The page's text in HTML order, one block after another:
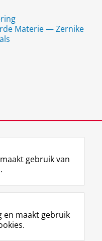
Materie — Zernike
L
i
k
e
R
S
-
f
I
n
t
Y
o
T
gebruik van
en maakt gebruik